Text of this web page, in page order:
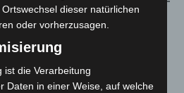
3.249
dieser natürlichen
oder vorherzusagen.
ist die Verarbeitung
Daten in einer Weise, auf welche